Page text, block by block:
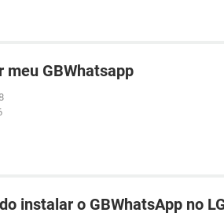
meu GBWhatsapp
instalar o GBWhatsApp no